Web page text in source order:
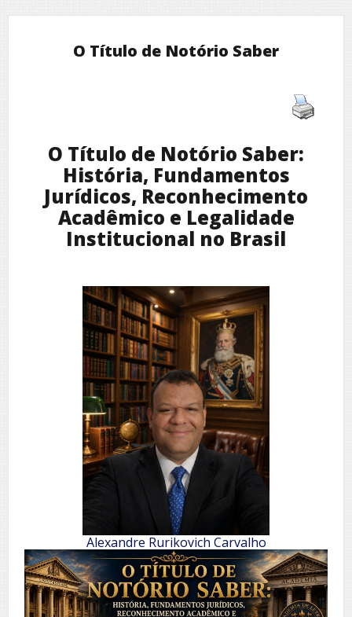
O Título de Notório Saber
O Título de Notório Saber:
História, Fundamentos
Jurídicos, Reconhecimento
Acadêmico e Legalidade
Institucional no Brasil
Alexandre Rurikovich Carvalho